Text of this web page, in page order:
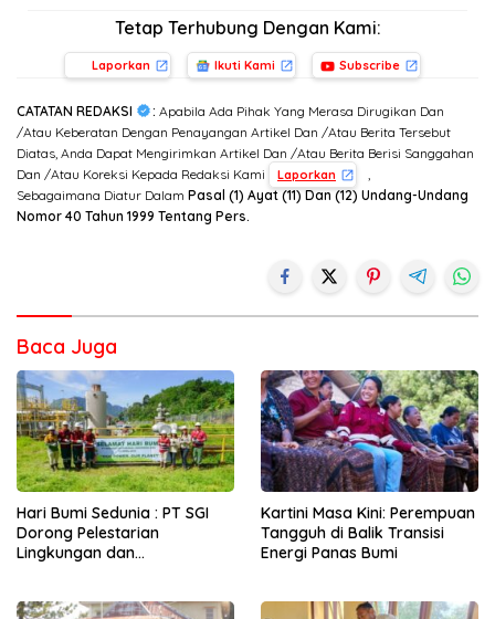
Tetap Terhubung Dengan Kami:
Laporkan Ikuti Kami Subscribe
CATATAN REDAKSI : Apabila Ada Pihak Yang Merasa Dirugikan Dan
/Atau Keberatan Dengan Penayangan Artikel Dan /Atau Berita Tersebut
Diatas, Anda Dapat Mengirimkan Artikel Dan /Atau Berita Berisi Sanggahan
Dan /Atau Koreksi Kepada Redaksi Kami
Laporkan
,
Sebagaimana Diatur Dalam Pasal (1) Ayat (11) Dan (12) Undang-Undang
Nomor 40 Tahun 1999 Tentang Pers.
Baca Juga
Hari Bumi Sedunia : PT SGI
Dorong Pelestarian
Lingkungan dan
Kartini Masa Kini: Perempuan
Tangguh di Balik Transisi
Energi Panas Bumi